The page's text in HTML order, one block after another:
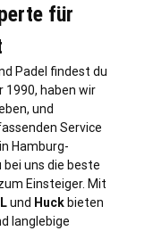
für
Padel findest du
1990, haben wir
und
Service
Hamburg-
bei uns die beste
Einsteiger. Mit
und Huck bieten
langlebige